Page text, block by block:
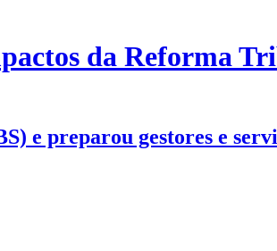
da Reforma
e preparou gestores e